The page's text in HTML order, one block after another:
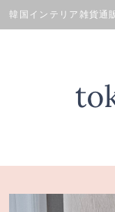
韓国インテリア雑貨通